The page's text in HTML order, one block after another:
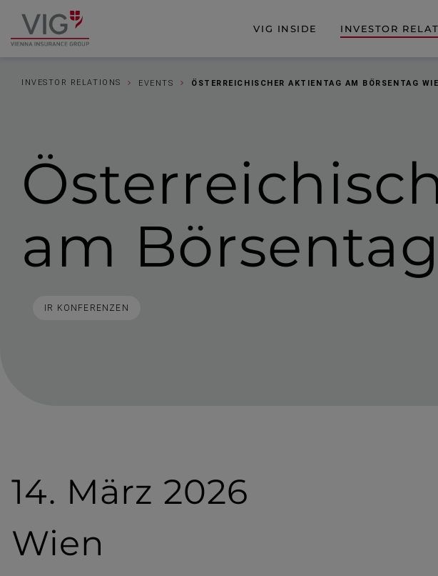
Inhalt
springen
Fußzeile
springen
Zur
Startseite
VIG INSIDE INVESTOR
INVESTOR RELATIONS EVENTS ÖSTERREICHISCHER AKTIENTAG AM BÖRSENTAG
am
STICHWORTE
IR KONFERENZEN
14. März 2026
Wien